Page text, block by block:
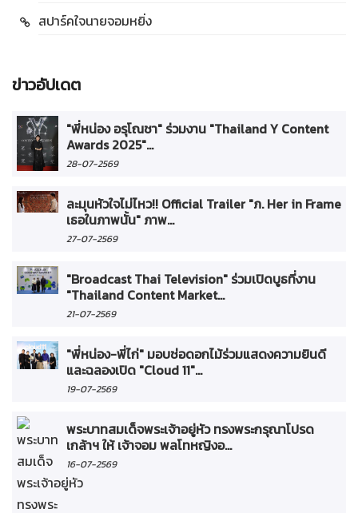
สปาร์คใจนายจอมหยิ่ง
ข่าวอัปเดต
"พี่หน่อง อรุโณชา" ร่วมงาน "Thailand Y Content
Awards 2025"...
28-07-2569
ละมุนหัวใจไม่ไหว!! Official Trailer "ภ. Her in Frame
เธอในภาพนั้น" ภาพ...
27-07-2569
"Broadcast Thai Television" ร่วมเปิดบูธที่งาน
"Thailand Content Market...
21-07-2569
"พี่หน่อง-พี่ไก่" มอบช่อดอกไม้ร่วมแสดงความยินดี
และฉลองเปิด "Cloud 11"...
19-07-2569
พระบาทสมเด็จพระเจ้าอยู่หัว ทรงพระกรุณาโปรด
เกล้าฯ ให้ เจ้าจอม พลโทหญิงอ...
16-07-2569